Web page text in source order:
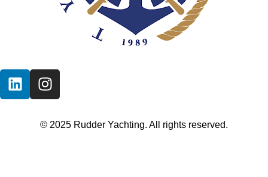
© 2025 Rudder Yachting. All rights reserved.